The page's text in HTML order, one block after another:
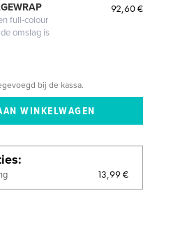
full-colour
omslag is
92,60 €
bij de kassa.
13,99 €